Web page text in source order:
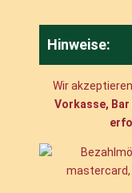
Hinweise:
Wir
Vorkasse, Bar